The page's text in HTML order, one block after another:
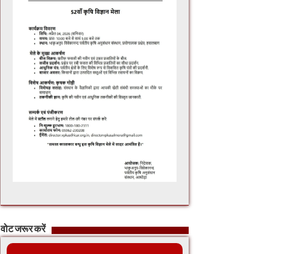
वोट जरूर करें